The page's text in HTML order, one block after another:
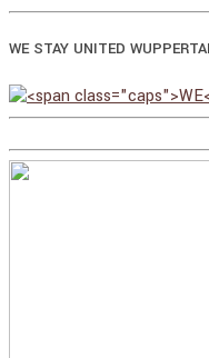
WE STAY UNITED